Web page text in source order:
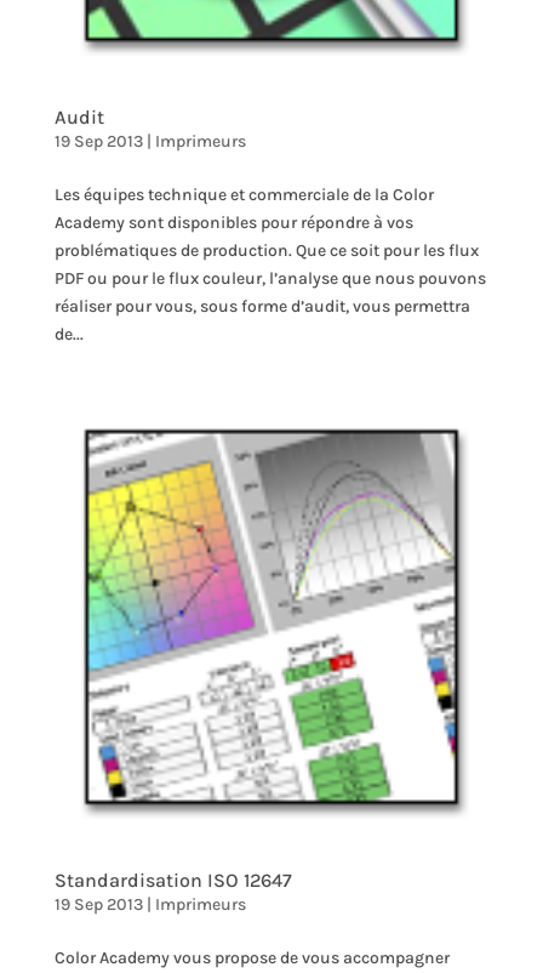
Audit
19 Sep 2013| Imprimeurs
Les équipes technique et commerciale de la Color
Academy sont disponibles pour répondre à vos
problématiques de production. Que ce soit pour les flux
PDF ou pour le flux couleur, l’analyse que nous pouvons
réaliser pour vous, sous forme d’audit, vous permettra
de...
Standardisation ISO 12647
19 Sep 2013| Imprimeurs
Color Academy vous propose de vous accompagner